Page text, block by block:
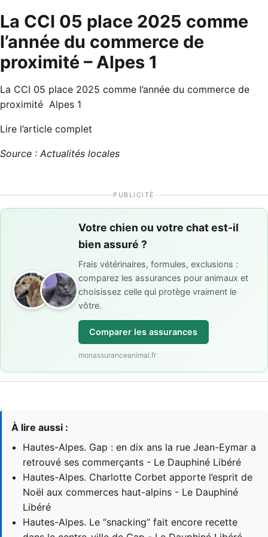
La CCI 05 place 2025 comme
l’année du commerce de
proximité – Alpes 1
La CCI 05 place 2025 comme l’année du commerce de
proximité Alpes 1
Lire l’article complet
Source : Actualités locales
PUBLICITÉ
Votre chien ou votre chat est-il
bien assuré ?
Frais vétérinaires, formules, exclusions :
comparez les assurances pour animaux et
choisissez celle qui protège vraiment le
vôtre.
Comparer les assurances
monassuranceanimal.fr
À lire aussi :
Hautes-Alpes. Gap : en dix ans la rue Jean-Eymar a
retrouvé ses commerçants - Le Dauphiné Libéré
Hautes-Alpes. Charlotte Corbet apporte l’esprit de
Noël aux commerces haut-alpins - Le Dauphiné
Libéré
Hautes-Alpes. Le “snacking” fait encore recette